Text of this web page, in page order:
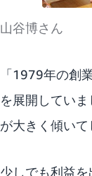
山谷博さん
「1979年の創
を展開してい
が大きく傾いて
少しでも利益